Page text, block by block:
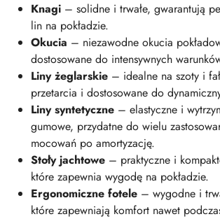
Knagi – solidne i trwałe, gwarantują
lin na pokładzie.
Okucia – niezawodne okucia
dostosowane do intensywnych
Liny żeglarskie – idealne na szoty i
przetarcia i dostosowane do
Liny syntetyczne – elastyczne i
gumowe, przydatne do wielu
mocowań po amortyzację.
Stoły jachtowe – praktyczne i
które zapewnia wygodę na pokładzie.
Ergonomiczne fotele – wygodne i
które zapewniają komfort nawet